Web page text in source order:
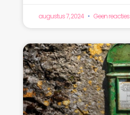
augustus 7, 2024 Geen reacties